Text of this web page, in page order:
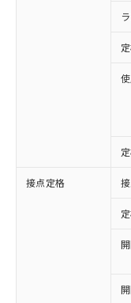
接点定格
ご利
※1 対応状
対応済
非含有に対
対応予定：
有に対応し